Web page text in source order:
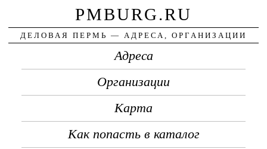
PMBURG.RU
ДЕЛОВАЯ ПЕРМЬ — АДРЕСА, ОРГАНИЗАЦИИ
Адреса
Организации
Карта
Как попасть в каталог